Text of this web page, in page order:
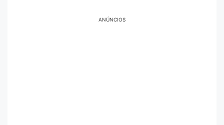
ANÚNCIOS